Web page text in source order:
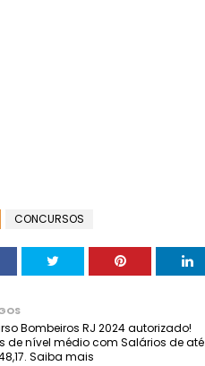
CONCURSOS
Bombeiros RJ 2024 autorizado!
de nível médio com Salários de até
Saiba mais